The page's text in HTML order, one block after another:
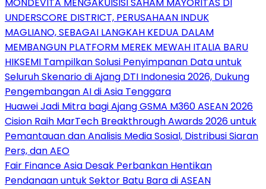
UNDERSCORE DISTRICT, PERUSAHAAN INDUK
MAGLIANO, SEBAGAI LANGKAH KEDUA DALAM
MEMBANGUN PLATFORM MEREK MEWAH ITALIA BARU
HIKSEMI Tampilkan Solusi Penyimpanan Data untuk
Seluruh Skenario di Ajang DTI Indonesia 2026, Dukung
Pengembangan AI di Asia Tenggara
Huawei Jadi Mitra bagi Ajang GSMA M360 ASEAN 2026
Cision Raih MarTech Breakthrough Awards 2026 untuk
Pemantauan dan Analisis Media Sosial, Distribusi Siaran
Pers, dan AEO
Fair Finance Asia Desak Perbankan Hentikan
Pendanaan untuk Sektor Batu Bara di ASEAN